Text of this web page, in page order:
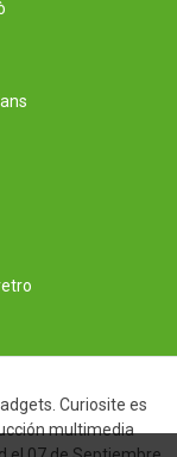
Curiosite es
multimedia